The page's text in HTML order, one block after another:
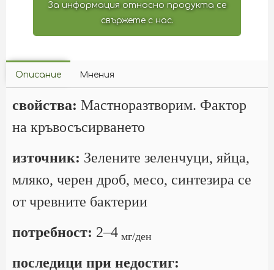
За информация относно продукта се
свържете с нас.
Описание Мнения
свойства: Мастноразтворим. Фактор
на кръвосъсирването
източник: Зелените зеленчуци, яйца,
мляко, черен дроб, месо, синтезира се
от чревните бактерии
потребност: 2–4 мг/ден
последици при недостиг: